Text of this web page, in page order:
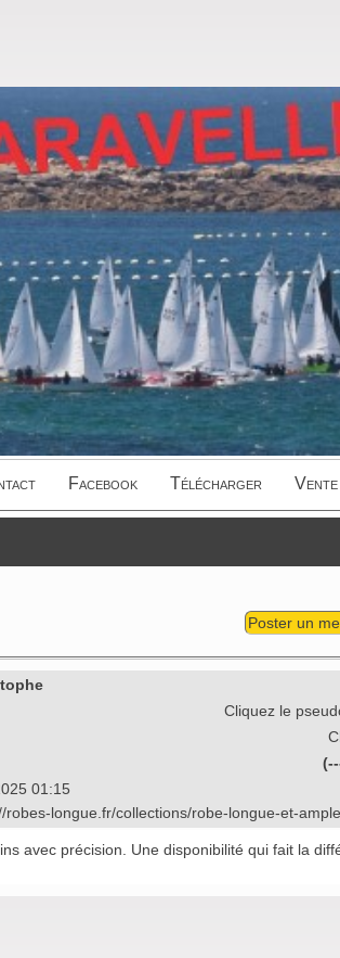
Facebook Télécharger
Poster un
Cliquez le
01:15
robes-longue.fr/collections/robe-longue-et-ample
avec précision. Une disponibilité qui fait la